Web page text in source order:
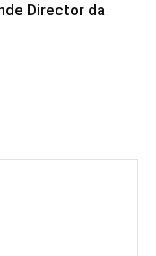
Director da